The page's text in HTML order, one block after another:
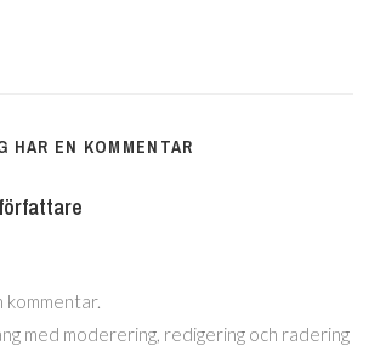
HAR EN KOMMENTAR
kommentar.
med moderering, redigering och radering